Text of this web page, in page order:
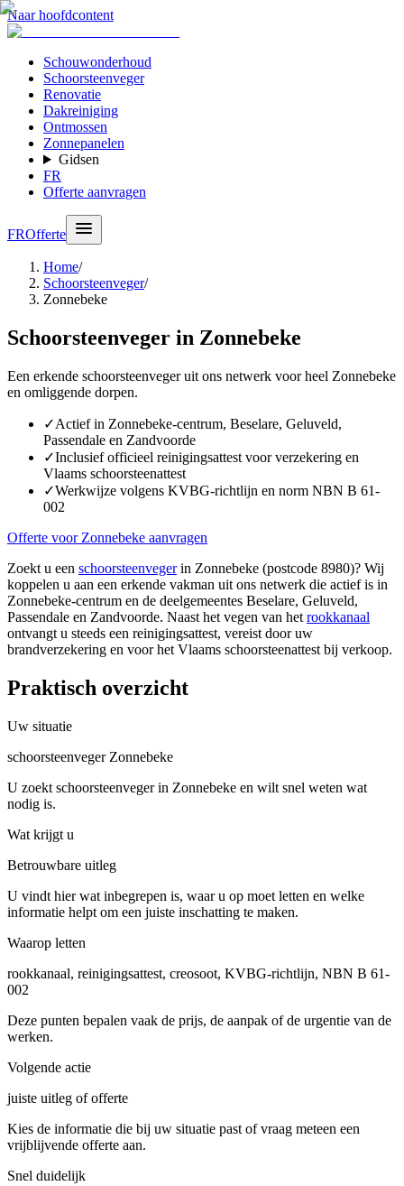
Naar hoofdcontent
Schouwonderhoud
Schoorsteenveger
Renovatie
Dakreiniging
Ontmossen
Zonnepanelen
Gidsen
FR
Offerte aanvragen
FROfferte
Home/
Schoorsteenveger/
Zonnebeke
Schoorsteenveger in Zonnebeke
Een erkende schoorsteenveger uit ons netwerk voor heel Zonnebeke
en omliggende dorpen.
✓Actief in Zonnebeke-centrum, Beselare, Geluveld,
Passendale en Zandvoorde
✓Inclusief officieel reinigingsattest voor verzekering en
Vlaams schoorsteenattest
✓Werkwijze volgens KVBG-richtlijn en norm NBN B 61-
002
Offerte voor Zonnebeke aanvragen
Zoekt u een schoorsteenvegerin Zonnebeke (postcode 8980)? Wij
koppelen u aan een erkende vakman uit ons netwerk die actief is in
Zonnebeke-centrum en de deelgemeentes Beselare, Geluveld,
Passendale en Zandvoorde. Naast het vegen van het rookkanaal
ontvangt u steeds een reinigingsattest, vereist door uw
brandverzekering en voor het Vlaams schoorsteenattest bij verkoop.
Praktisch overzicht
Uw situatie
schoorsteenveger Zonnebeke
U zoekt schoorsteenveger in Zonnebeke en wilt snel weten wat
nodig is.
Wat krijgt u
Betrouwbare uitleg
U vindt hier wat inbegrepen is, waar u op moet letten en welke
informatie helpt om een juiste inschatting te maken.
Waarop letten
rookkanaal, reinigingsattest, creosoot, KVBG-richtlijn, NBN B 61-
002
Deze punten bepalen vaak de prijs, de aanpak of de urgentie van de
werken.
Volgende actie
juiste uitleg of offerte
Kies de informatie die bij uw situatie past of vraag meteen een
vrijblijvende offerte aan.
Snel duidelijk